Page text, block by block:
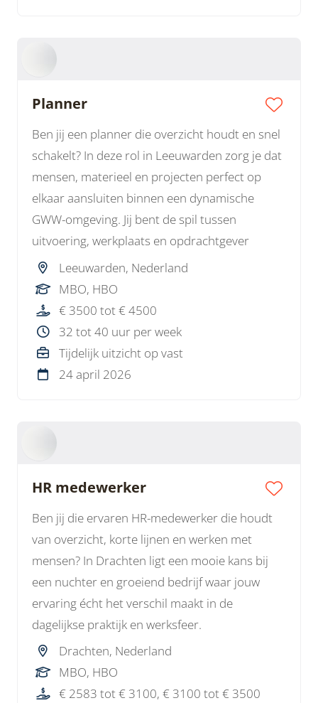
Planner
Ben jij een planner die overzicht houdt en snel
schakelt? In deze rol in Leeuwarden zorg je dat
mensen, materieel en projecten perfect op
elkaar aansluiten binnen een dynamische
GWW-omgeving. Jij bent de spil tussen
uitvoering, werkplaats en opdrachtgever
Leeuwarden, Nederland
MBO, HBO
€ 3500 tot € 4500
32 tot 40 uur per week
Tijdelijk uitzicht op vast
24 april 2026
HR medewerker
Ben jij die ervaren HR-medewerker die houdt
van overzicht, korte lijnen en werken met
mensen? In Drachten ligt een mooie kans bij
een nuchter en groeiend bedrijf waar jouw
ervaring écht het verschil maakt in de
dagelijkse praktijk en werksfeer.
Drachten, Nederland
MBO, HBO
€ 2583 tot € 3100, € 3100 tot € 3500